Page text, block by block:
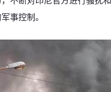
事控制。